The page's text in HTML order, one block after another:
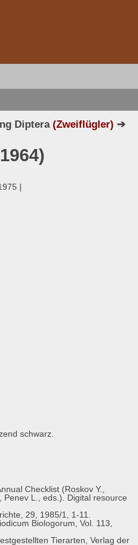
Diptera(Zweiflügler) ➔
|
schwarz.
Checklist (Roskov Y.,
Penev L., eds.). Digital resource
29, 1985/1, 1-11.
Biologorum, Vol. 113,
Tierarten, Verlag der